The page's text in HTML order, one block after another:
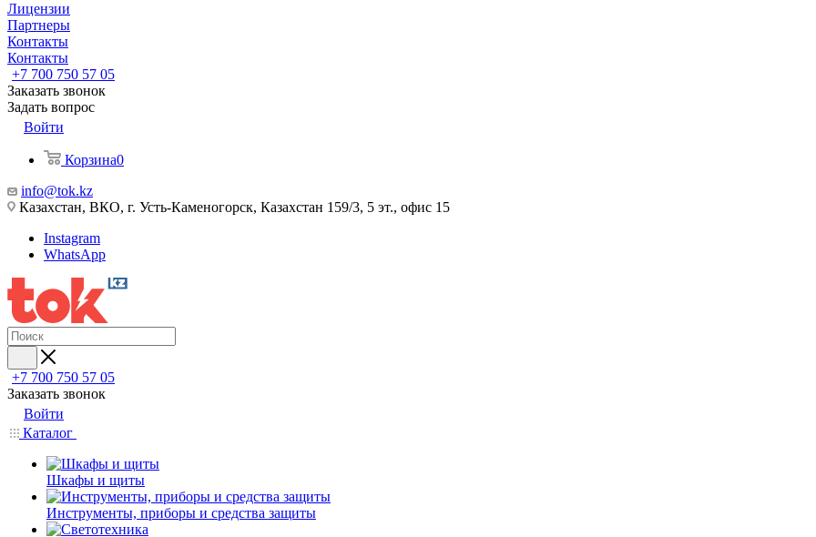
Лицензии
Партнеры
Контакты
Контакты
+7 700 750 57 05
Заказать звонок
Задать вопрос
Войти
Корзина0
info@tok.kz
Казахстан, ВКО, г. Усть-Каменогорск, Казахстан 159/3, 5 эт., офис 15
Instagram
WhatsApp
+7 700 750 57 05
Заказать звонок
Войти
Каталог
Шкафы и щиты
Инструменты, приборы и средства защиты